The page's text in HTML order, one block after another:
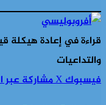
قراءة في إعادة هيكلة
والتداعيات
فيسبوك‫Xمشاركة عبر